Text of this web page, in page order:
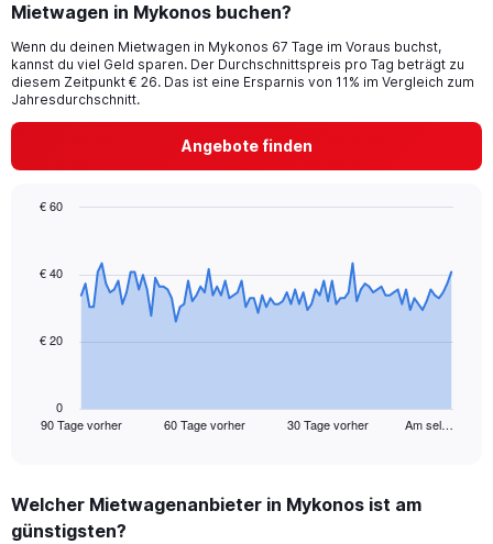
Mietwagen in Mykonos buchen?
Wenn du deinen Mietwagen in Mykonos 67 Tage im Voraus buchst,
kannst du viel Geld sparen. Der Durchschnittspreis pro Tag beträgt zu
diesem Zeitpunkt € 26. Das ist eine Ersparnis von 11% im Vergleich zum
Jahresdurchschnitt.
Angebote finden
data
points.
The
Range:
91
90 Tage vorher 60 Tage vorher 30 Tage vorher Am sel…
0
€ 20
€ 40
€ 60
End
Welcher Mietwagenanbieter in Mykonos ist am
günstigsten?